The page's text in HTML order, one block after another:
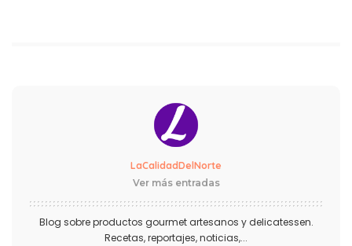
LaCalidadDelNorte
Ver más entradas
Blog sobre productos gourmet artesanos y delicatessen.
Recetas, reportajes, noticias,...